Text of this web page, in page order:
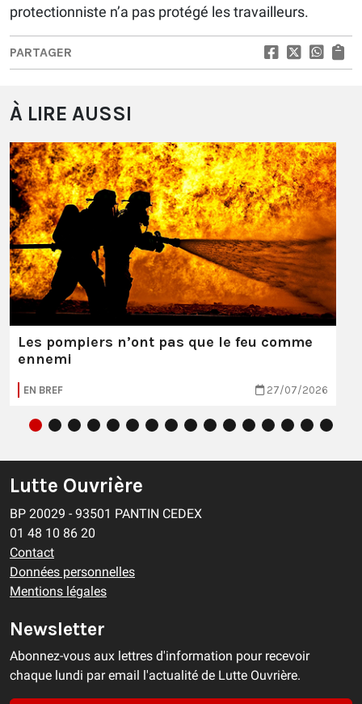
protectionniste n’a pas protégé les travailleurs.
PARTAGER
À LIRE AUSSI
Les pompiers n’ont pas que le feu comme
ennemi
EN BREF 27/07/2026
Lutte Ouvrière
BP 20029 - 93501 PANTIN CEDEX
01 48 10 86 20
Contact
Données personnelles
Mentions légales
Newsletter
Abonnez-vous aux lettres d'information pour recevoir
chaque lundi par email l'actualité de Lutte Ouvrière.